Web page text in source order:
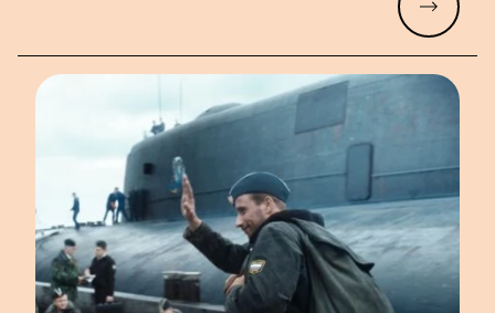
Meer